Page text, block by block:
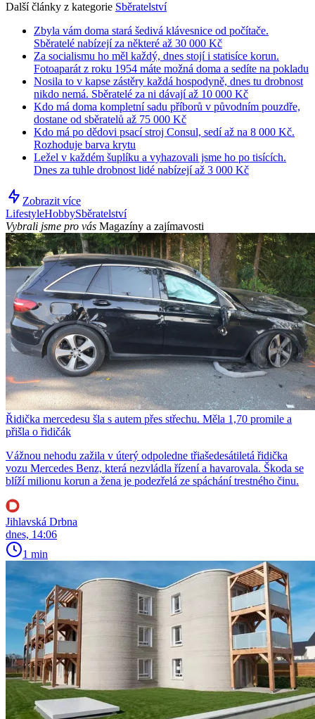
Další články z kategorie Sběratelství
Zbyla vám doma stará šedivá klávesnice od počítače.
Sběratelé nabízejí za některé až 30 000 Kč
Za socialismu ho měl každý, dnes stojí i statisíce korun.
Fotoaparát z roku 1954 máte možná doma a sedíte na pokladu
Nosila to v kapse zástěry každá hospodyně, dnes tu drobnost
nikdo nemá. Sběratelé za ni dávají až 10 000 Kč
Kdo má doma kompletní sadu příborů v původním pouzdře,
dostane od sběratelů až 75 000 Kč
Kdo má po dědovi psací stroj Consul, sedí až na 8 000 Kč.
Rozhoduje barva krytu
Ležel v každém šuplíku a vyhazovali jsme ho po tisících.
Dnes za tuhle drobnost lidé nabízejí až 3 000 Kč
Zobrazit více
LifestyleHobbySběratelství
Vybrali jsme pro vás Magazíny a zajímavosti
Řidička mercedesu šla s autem přes střechu. Měla 1,70 promile a
přišla o řidičák
Vážnou nehodu zažila v úterý odpoledne třiašedesátiletá řidička
vozu Mercedes Benz, která nezvládla řízení a havarovala. Škoda se
blíží milionu korun a žena je podezřelá ze spáchání trestného činu.
Jihlavská Drbna
dnes, 14:06
1 min